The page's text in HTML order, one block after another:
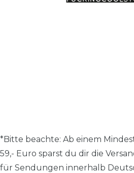
*Bitte beachte: Ab einem
59,- Euro sparst du dir die
für Sendungen innerhalb